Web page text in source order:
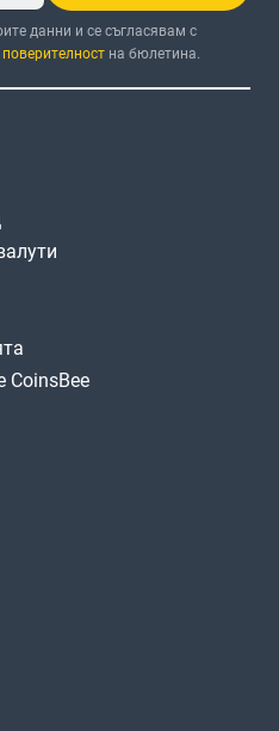
данни и се съгласявам с
на бюлетина.
CoinsBee